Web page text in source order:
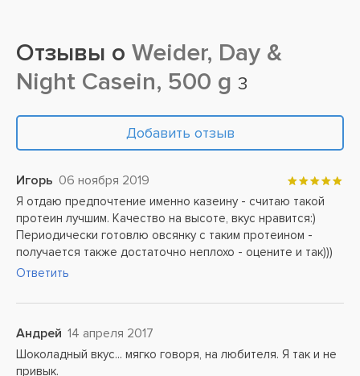
Отзывы о Weider, Day &
Night Casein, 500 g 3
Добавить отзыв
Игорь 06 ноября 2019
Я отдаю предпочтение именно казеину - считаю такой
протеин лучшим. Качество на высоте, вкус нравится:)
Периодически готовлю овсянку с таким протеином -
получается также достаточно неплохо - оцените и так)))
Ответить
Андрей 14 апреля 2017
Шоколадный вкус... мягко говоря, на любителя. Я так и не
привык.